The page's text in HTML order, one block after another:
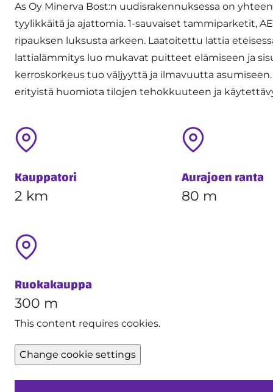
As Oy Minerva Bost:n uudisrakennuksessa on
tyylikkäitä ja ajattomia. 1-sauvaiset tammiparketit,
ripauksen luksusta arkeen. Laatoitettu lattia
lattialämmitys luo mukavat puitteet elämiseen ja
kerroskorkeus tuo väljyyttä ja ilmavuutta
erityistä huomiota tilojen tehokkuuteen ja
Kauppatori
2 km
Aurajoen ranta
80 m
Ruokakauppa
300 m
This content requires cookies.
Change cookie settings